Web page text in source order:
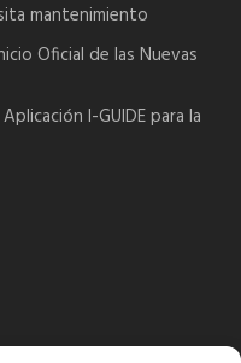
mantenimiento
Oficial de las Nuevas
I-GUIDE para la